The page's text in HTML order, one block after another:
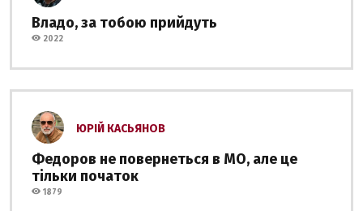
Владо, за тобою прийдуть
2022
ЮРІЙ КАСЬЯНОВ
Федоров не повернеться в МО, але це
тільки початок
1879